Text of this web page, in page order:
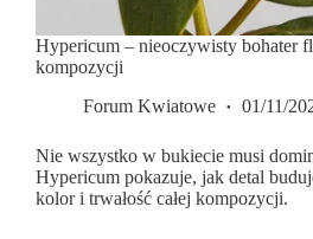
Hypericum – nieoczywisty bohater
kompozycji
Forum Kwiatowe
01/11/
Nie wszystko w bukiecie musi
Hypericum pokazuje, jak detal
kolor i trwałość całej kompozycji.